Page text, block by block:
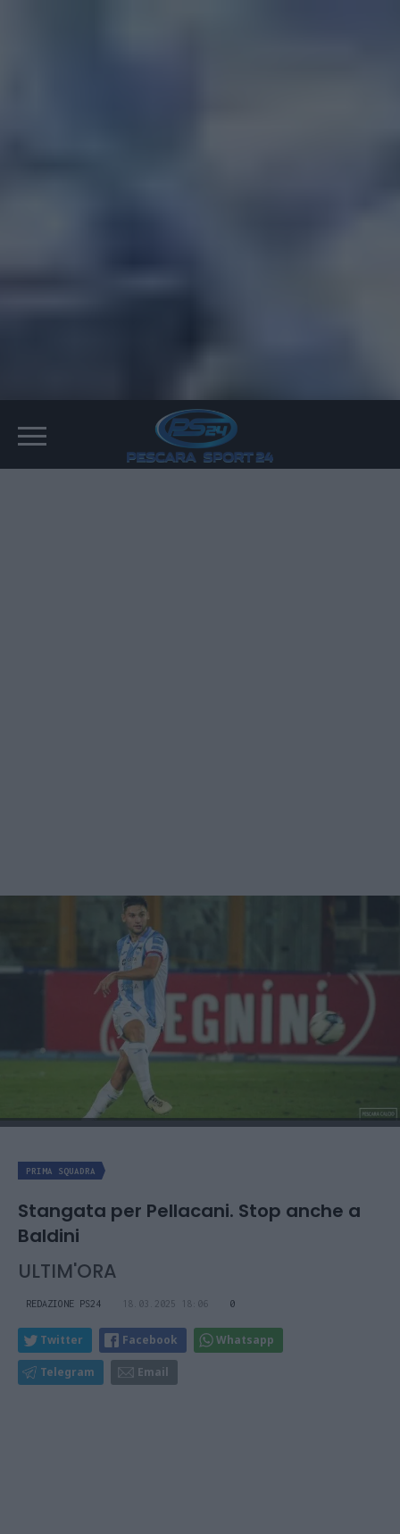
PRIMA SQUADRA
Stangata per Pellacani. Stop anche a
Baldini
ULTIM'ORA
REDAZIONE PS24 18.03.2025 18:06 0
Twitter Facebook Whatsapp
Telegram Email